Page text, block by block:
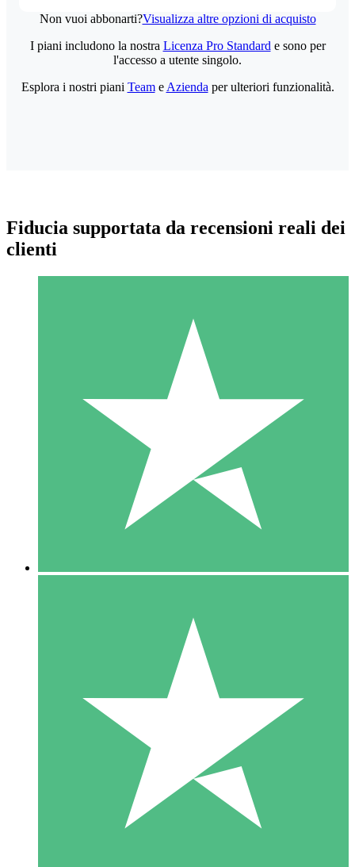
Non vuoi abbonarti?Visualizza altre opzioni di acquisto
Pacchetti di Crediti Individuali
Paga a consumo con crediti di download. Nessun impegno
1 Download
10
US$1500
10 Download
20
I piani includono la nostra Licenza Pro Standard e sono per
l'accesso a utente singolo.
Esplora i nostri piani Teame Azienda per ulteriori funzionalità.
Fiducia supportata da recensioni reali dei
clienti